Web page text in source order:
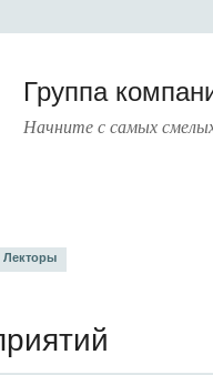
Группа
Начните с самых
Лекторы